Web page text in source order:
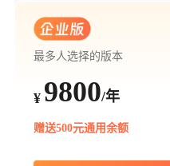
最多人选择的版本
¥ 9800/年
赠送500元通用余额